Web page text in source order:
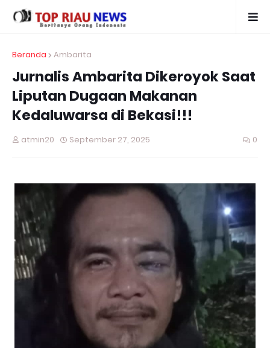
Beranda Ambarita
Jurnalis Ambarita Dikeroyok Saat
Liputan Dugaan Makanan
Kedaluwarsa di Bekasi!!!
atmin20 September 27, 2025 0